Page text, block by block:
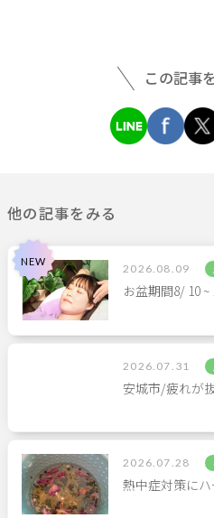
この記事
他の記事をみる
2026.08.09
お盆期間8/ 10
2026.07.31
安城市/疲れが
2026.07.28
熱中症対策にハ